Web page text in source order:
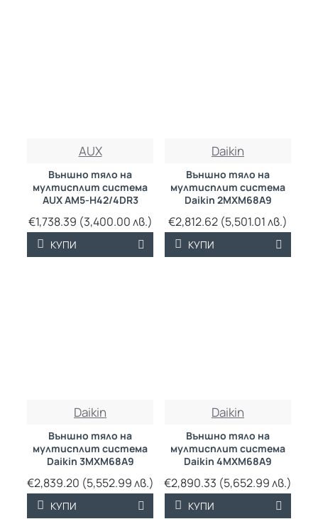
AUX
Външно тяло на
мултисплит система
AUX AM5-H42/4DR3
€1,738.39 (3,400.00 лв.)
КУПИ
Daikin
Външно тяло на
мултисплит система
Daikin 2MXM68A9
€2,812.62 (5,501.01 лв.)
КУПИ
Daikin
Външно тяло на
мултисплит система
Daikin 3MXM68A9
€2,839.20 (5,552.99 лв.)
КУПИ
Daikin
Външно тяло на
мултисплит система
Daikin 4MXM68A9
€2,890.33 (5,652.99 лв.)
КУПИ